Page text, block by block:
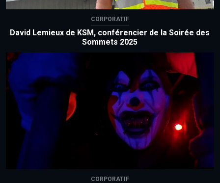
CORPORATIF
David Lemieux de KSM, conférencier de la Soirée des
Sommets 2025
CORPORATIF